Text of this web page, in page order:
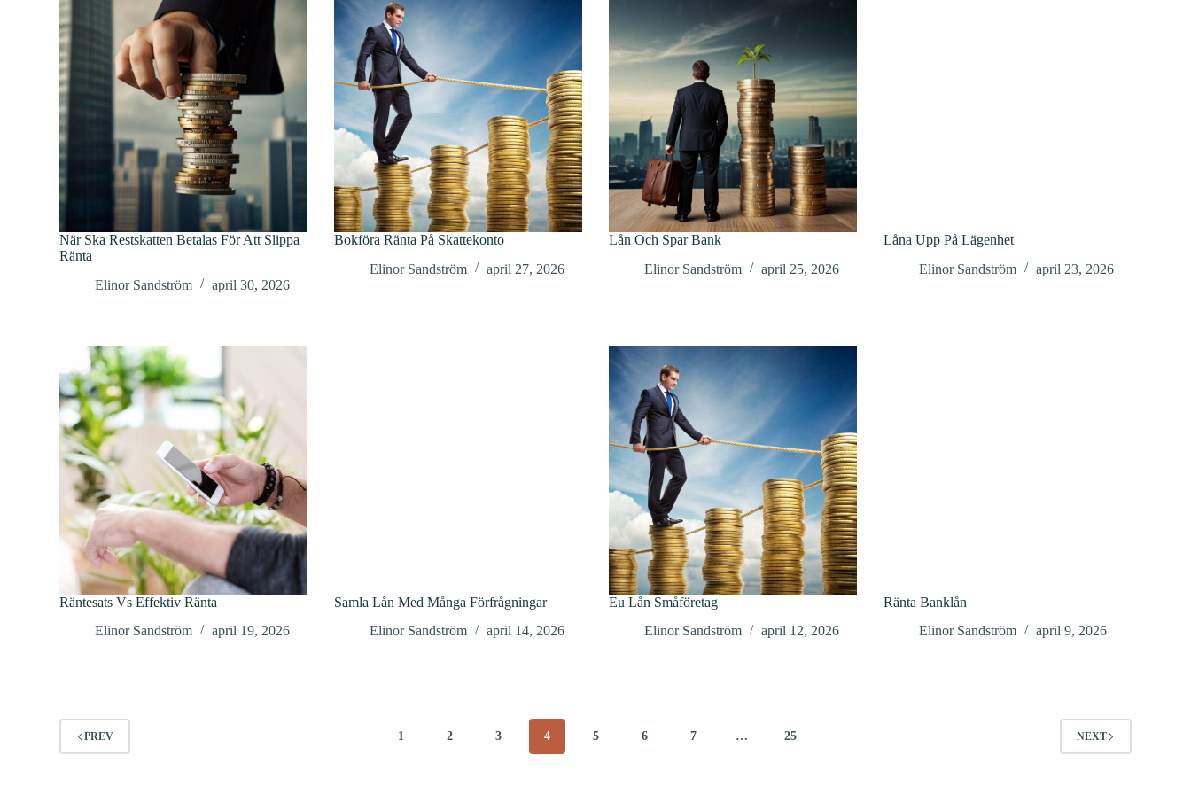
När Ska Restskatten Betalas För Att Slippa
Ränta
Elinor Sandström
april 30, 2026
Bokföra Ränta På Skattekonto
Elinor Sandström
april 27, 2026
Lån Och Spar Bank
Elinor Sandström
april 25, 2026
Låna Upp På Lägenhet
Elinor Sandström
april 23, 2026
Räntesats Vs Effektiv Ränta
Elinor Sandström
april 19, 2026
Samla Lån Med Många Förfrågningar
Elinor Sandström
april 14, 2026
Eu Lån Småföretag
Elinor Sandström
april 12, 2026
Ränta Banklån
Elinor Sandström
april 9, 2026
PREV 1 2 3 4 5 6 7 … 25 NEXT